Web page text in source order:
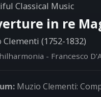
Classical Music
in re
Clementi (1752-1832)
- Francesco
Muzio Clementi: